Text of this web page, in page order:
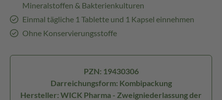
Mineralstoffen & Bakterienkulturen
Einmal tägliche 1 Tablette und 1 Kapsel einnehmen
Ohne Konservierungsstoffe
PZN: 19430306
Darreichungsform: Kombipackung
Hersteller: WICK Pharma - Zweigniederlassung der